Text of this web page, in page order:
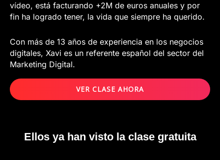
vídeo, está facturando +2M de euros anuales y por
fin ha logrado tener, la vida que siempre ha querido.
Con más de 13 años de experiencia en los negocios
digitales, Xavi es un referente español del sector del
Marketing Digital.
VER CLASE AHORA
Ellos ya han visto la clase gratuita